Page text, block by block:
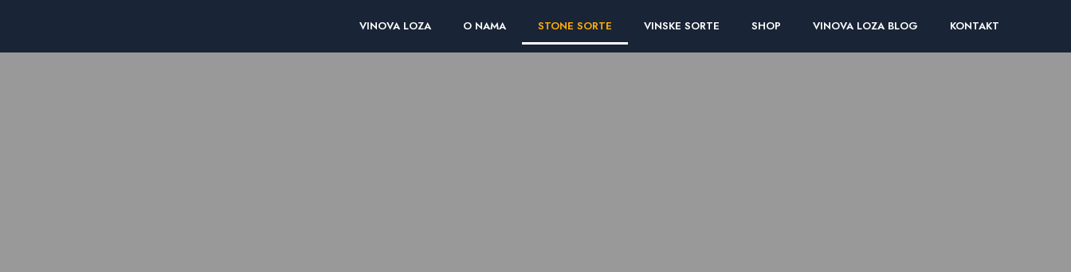
VINOVA LOZA O NAMA STONE SORTE VINSKE SORTE SHOP VINOVA LOZA BLOG KONTAKT